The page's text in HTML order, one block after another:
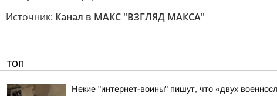
Источник: Канал в МАКС "ВЗГЛЯД МАКСА"
ТОП
Некие "интернет-воины" пишут, что «двух